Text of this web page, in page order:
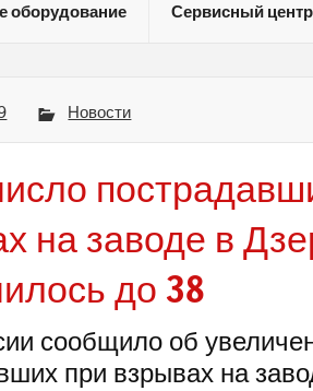
Сервисный центр
Новости
на заводе в
до 38
сообщило об
при взрывах на